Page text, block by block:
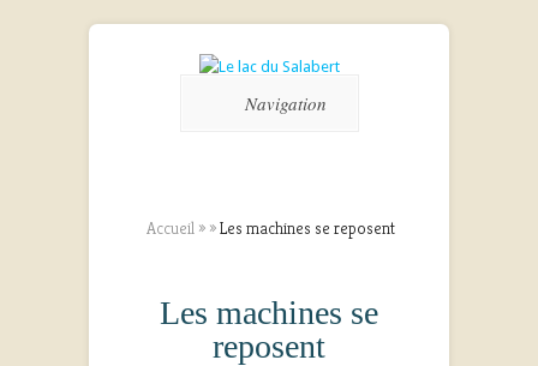
Navigation
Accueil » »Les machines se reposent
Les machines se
reposent